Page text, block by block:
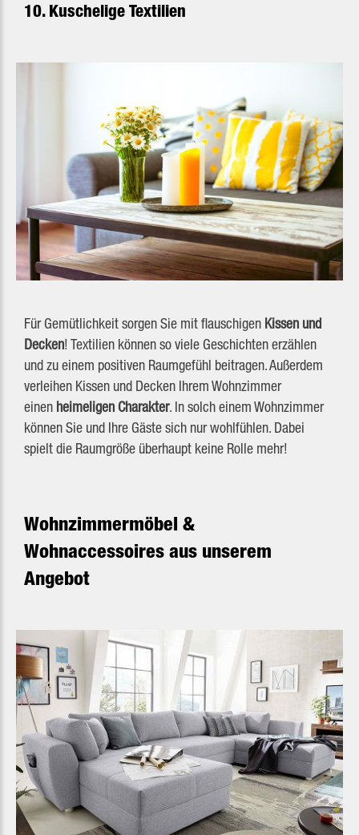
10. Kuschelige Textilien
Für Gemütlichkeit sorgen Sie mit flauschigen Kissen und
Decken! Textilien können so viele Geschichten erzählen
und zu einem positiven Raumgefühl beitragen. Außerdem
verleihen Kissen und Decken Ihrem Wohnzimmer
einen heimeligen Charakter. In solch einem Wohnzimmer
können Sie und Ihre Gäste sich nur wohlfühlen. Dabei
spielt die Raumgröße überhaupt keine Rolle mehr!
Wohnzimmermöbel &
Wohnaccessoires aus unserem
Angebot